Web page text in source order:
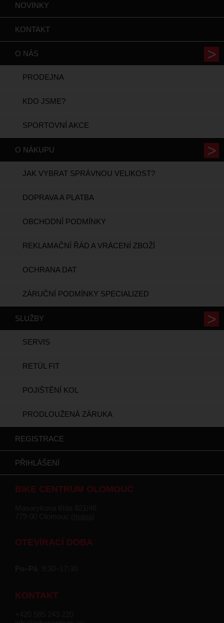
NOVINKY
KONTAKT
O NÁS
PRODEJNA
KDO JSME?
SPORTOVNÍ AKCE
O NÁKUPU
JAK VYBRAT SPRÁVNOU VELIKOST?
DOPRAVA A PLATBA
OBCHODNÍ PODMÍNKY
REKLAMAČNÍ ŘÁD A VRÁCENÍ ZBOŽÍ
OCHRANA DAT
ZÁRUČNÍ PODMÍNKY SPECIALIZED
SLUŽBY
SERVIS
RETÜL FIT
POJIŠTĚNÍ KOL
PRODLOUŽENÁ ZÁRUKA
REGISTRACE
PŘIHLÁŠENÍ
BIKE CENTRUM OLOMOUC
OTEVÍRACÍ DOBA
KONTAKT